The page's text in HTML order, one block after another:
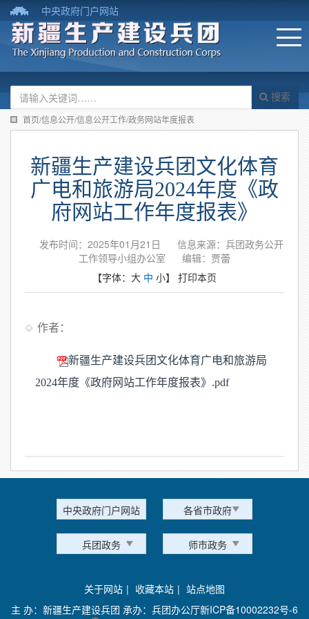
中央政府门户网站
搜索
首页/信息公开/信息公开工作/政务网站年度报表
新疆生产建设兵团文化体育
广电和旅游局2024年度《政
府网站工作年度报表》
发布时间：2025年01月21日
信息来源：兵团政务公开
工作领导小组办公室
编辑：贾蕾
【字体： 大 中 小】 打印本页
作者：
新疆生产建设兵团文化体育广电和旅游局
2024年度《政府网站工作年度报表》.pdf
中央政府门户网站 各省市政府
兵团政务 师市政务
关于网站 | 收藏本站 | 站点地图
主 办：新疆生产建设兵团 承办：兵团办公厅新ICP备10002232号-6